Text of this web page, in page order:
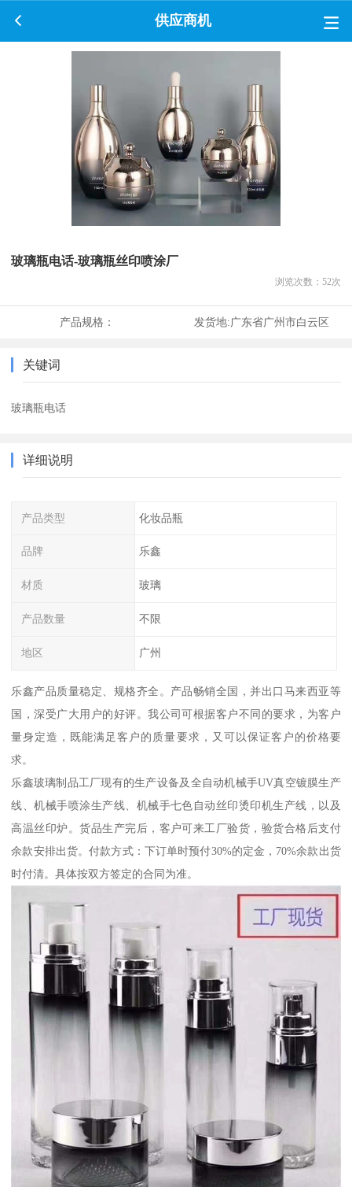
供应商机
玻璃瓶电话-玻璃瓶丝印喷涂厂
浏览次数： 52次
产品规格： 发货地:广东省广州市白云区
关键词
玻璃瓶电话
详细说明
产品类型 化妆品瓶
品牌 乐鑫
材质 玻璃
产品数量 不限
地区 广州
乐鑫产品质量稳定、规格齐全。产品畅销全国，并出口马来西亚等
国，深受广大用户的好评。我公司可根据客户不同的要求，为客户
量身定造，既能满足客户的质量要求，又可以保证客户的价格要
求。
乐鑫玻璃制品工厂现有的生产设备及全自动机械手UV真空镀膜生产
线、机械手喷涂生产线、机械手七色自动丝印烫印机生产线，以及
高温丝印炉。货品生产完后，客户可来工厂验货，验货合格后支付
余款安排出货。付款方式：下订单时预付30%的定金，70%余款出货
时付清。具体按双方签定的合同为准。